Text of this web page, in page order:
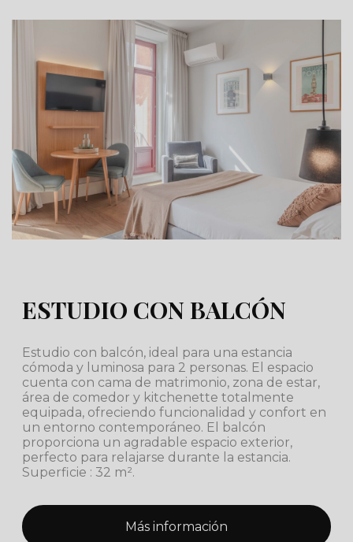
ESTUDIO CON BALCÓN
Estudio con balcón, ideal para una estancia
cómoda y luminosa para 2 personas. El espacio
cuenta con cama de matrimonio, zona de estar,
área de comedor y kitchenette totalmente
equipada, ofreciendo funcionalidad y confort en
un entorno contemporáneo. El balcón
proporciona un agradable espacio exterior,
perfecto para relajarse durante la estancia.
Superficie : 32 m².
Más información